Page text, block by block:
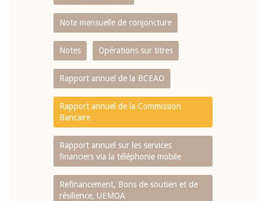
Note mensuelle de conjoncture
Notes Opérations sur titres
Rapport annuel de la BCEAO
Rapport annuel de la Commission
Bancaire
Rapport annuel sur les services
financiers via la téléphonie mobile
Refinancement, Bons de soutien et de
résilience, UEMOA